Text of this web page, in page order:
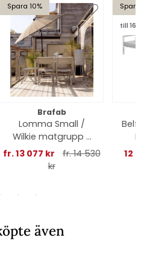
Spara 10%
Brafab
Lomma Small /
Wilkie matgrupp -
light grey
fr. 13 077 kr
fr. 14 530
kr
Spara
till 16/8
vit/
12
även